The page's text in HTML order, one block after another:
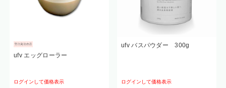
ufv エッグローラー
ログインして価格表示
ufv バスパウダー 300g
ログインして価格表示